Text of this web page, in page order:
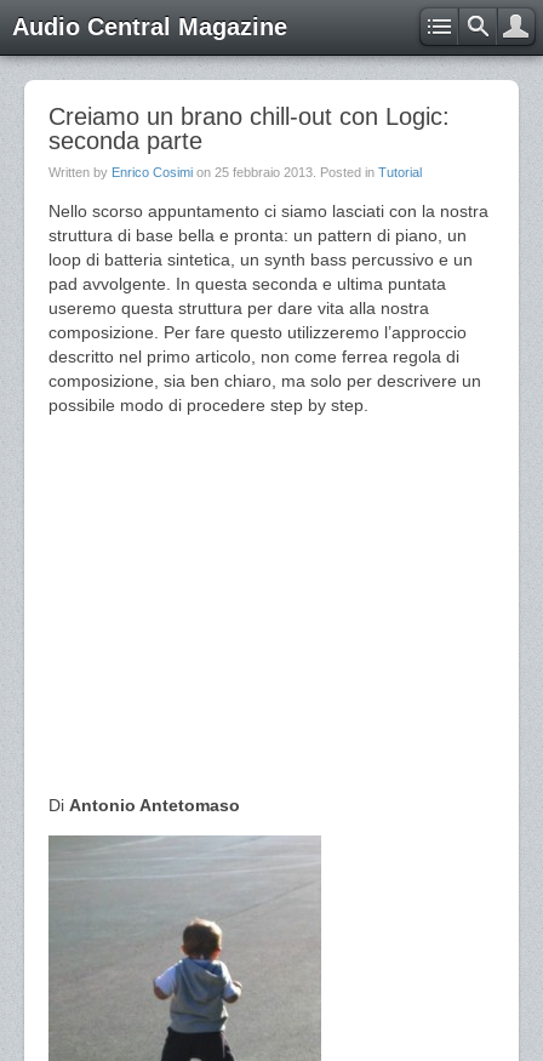
Audio Central Magazine
Creiamo un brano chill-out con Logic:
seconda parte
Written by Enrico Cosimi on 25 febbraio 2013 . Posted in Tutorial
Nello scorso appuntamento ci siamo lasciati con la nostra
struttura di base bella e pronta: un pattern di piano, un
loop di batteria sintetica, un synth bass percussivo e un
pad avvolgente. In questa seconda e ultima puntata
useremo questa struttura per dare vita alla nostra
composizione. Per fare questo utilizzeremo l’approccio
descritto nel primo articolo, non come ferrea regola di
composizione, sia ben chiaro, ma solo per descrivere un
possibile modo di procedere step by step.
Di Antonio Antetomaso